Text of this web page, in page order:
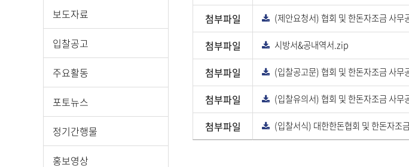
보도자료
입찰공고
주요활동
포토뉴스
정기간행물
홍보영상
첨부파일
다
운
로
드
(제안요청서) 협회 및 한돈자조금 사
첨부파일
다
로
드
시방서&공내역서.zip
첨부파일
다
운
로
드
(입찰공고문) 협회 및 한돈자조금 사
첨부파일
다
운
로
드
(입찰유의서) 협회 및 한돈자조금 사
첨부파일
다
운
로
(입찰서식) 대한한돈협회 및 한돈자조